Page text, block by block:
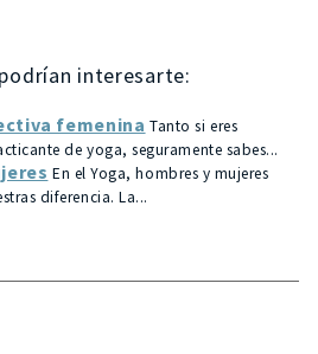
interesarte:
femenina Tanto si eres
de yoga, seguramente sabes...
En el Yoga, hombres y mujeres
diferencia. La...